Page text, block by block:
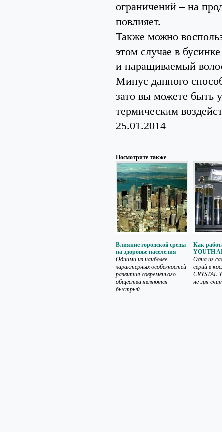
ограничений – на
повлияет.
Также можно
этом случае в
и наращиваемый
Минус данного
зато вы можете быть
термическим
25.01.2014
Посмотрите также:
Влияние городской среды
на здоровье населения
Одними из наиболее
характерных особенностей
развития современного
общества являются
быстрый...
Как
YOUTH
Одна из
серий в
CRYSTAL
не зря